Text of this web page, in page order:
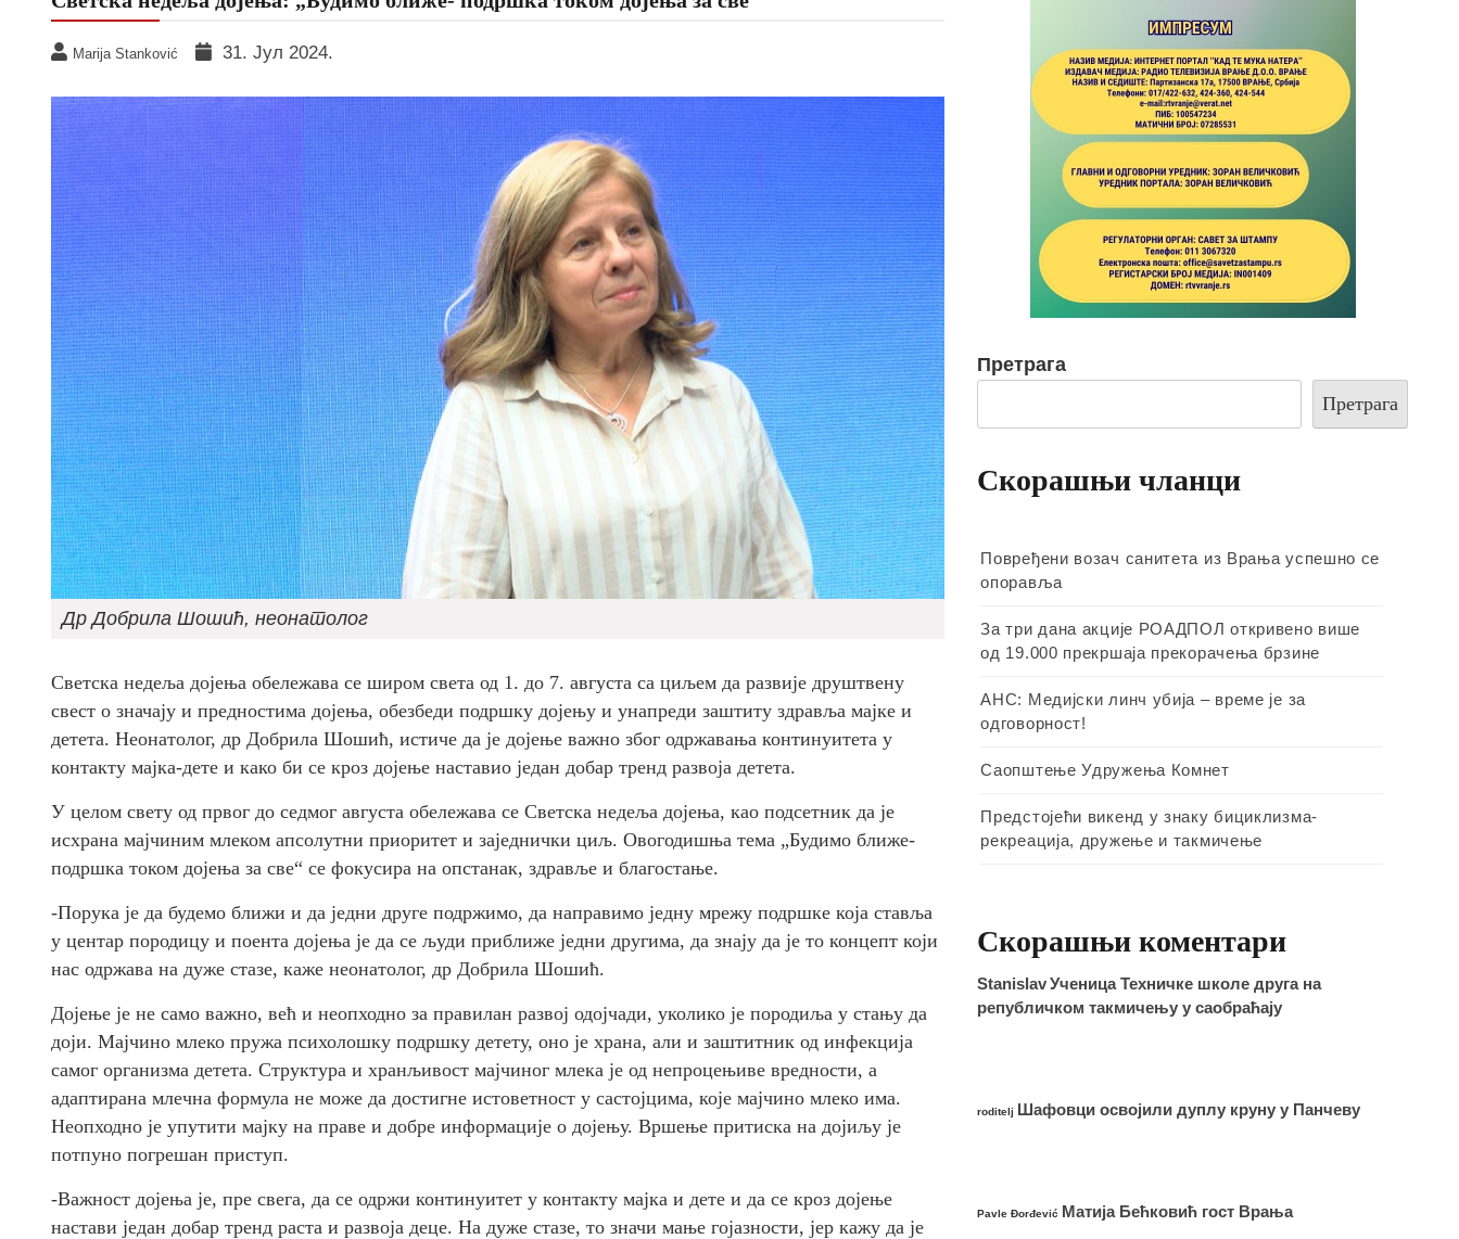
Marija Stanković 31. Јул 2024.
Др Добрила Шошић, неонатолог
Светска недеља дојења обележава се широм света од 1. до 7. августа са циљем да развије друштвену
свест о значају и предностима дојења, обезбеди подршку дојењу и унапреди заштиту здравља мајке и
детета. Неонатолог, др Добрила Шошић, истиче да је дојење важно због одржавања континуитета у
контакту мајка-дете и како би се кроз дојење наставио један добар тренд развоја детета.
У целом свету од првог до седмог августа обележава се Светска недеља дојења, као подсетник да је
исхрана мајчиним млеком апсолутни приоритет и заједнички циљ. Овогодишња тема „Будимо ближе-
подршка током дојења за све“ се фокусира на опстанак, здравље и благостање.
-Порука је да будемо ближи и да једни друге подржимо, да направимо једну мрежу подршке која ставља
у центар породицу и поента дојења је да се људи приближе једни другима, да знају да је то концепт који
нас одржава на дуже стазе, каже неонатолог, др Добрила Шошић.
Дојење је не само важно, већ и неопходно за правилан развој одојчади, уколико је породиља у стању да
доји. Мајчино млеко пружа психолошку подршку детету, оно је храна, али и заштитник од инфекција
самог организма детета. Структура и хранљивост мајчиног млека је од непроцењиве вредности, а
адаптирана млечна формула не може да достигне истоветност у састојцима, које мајчино млеко има.
Неопходно је упутити мајку на праве и добре информације о дојењу. Вршење притиска на дојиљу је
потпуно погрешан приступ.
-Важност дојења је, пре свега, да се одржи континуитет у контакту мајка и дете и да се кроз дојење
настави један добар тренд раста и развоја деце. На дуже стазе, то значи мање гојазности, јер кажу да је
Претрага
Претрага
Скорашњи чланци
Повређени возач санитета из Врања успешно се
опоравља
За три дана акције РОАДПОЛ откривено више
од 19.000 прекршаја прекорачења брзине
АНС: Медијски линч убија – време је за
одговорност!
Саопштење Удружења Комнет
Предстојећи викенд у знаку бициклизма-
рекреација, дружење и такмичење
Скорашњи коментари
StanislavУченица Техничке школе друга на
републичком такмичењу у саобраћају
roditelj Шафовци освојили дуплу круну у Панчеву
Pavle Đorđević Матија Бећковић гост Врања